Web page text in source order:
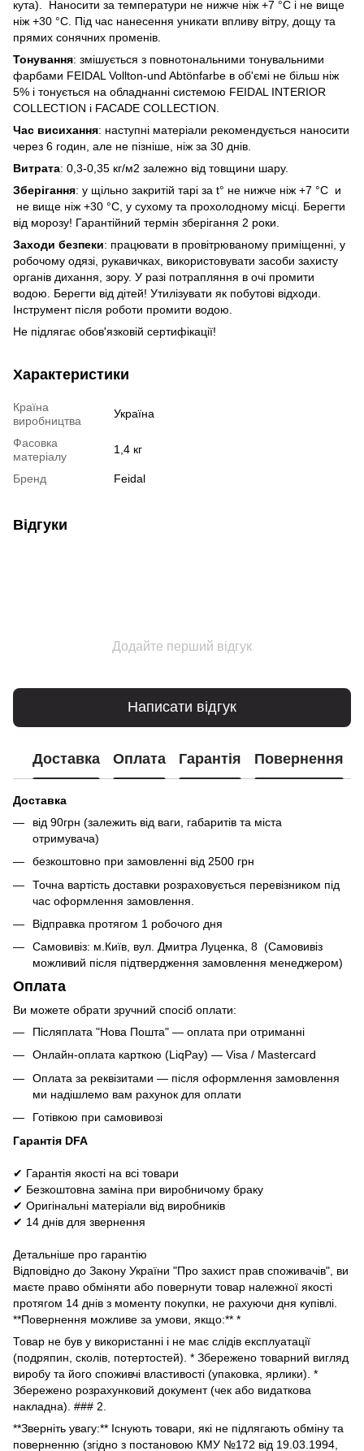
кута). Наносити за температури не нижче ніж +7 °C і не вище
ніж +30 °C. Під час нанесення уникати впливу вітру, дощу та
прямих сонячних променів.
Тонування: змішується з повнотональними тонувальними
фарбами FEIDAL Vollton-und Abtönfarbe в об'ємі не більш ніж
5% і тонується на обладнанні системою FEIDAL INTERIOR
COLLECTION і FACADE COLLECTION.
Час висихання: наступні матеріали рекомендується наносити
через 6 годин, але не пізніше, ніж за 30 днів.
Витрата: 0,3-0,35 кг/м2 залежно від товщини шару.
Зберігання: у щільно закритій тарі за t° не нижче ніж +7 °C и
не вище ніж +30 °C, у сухому та прохолодному місці. Берегти
від морозу! Гарантійний термін зберігання 2 роки.
Заходи безпеки: працювати в провітрюваному приміщенні, у
робочому одязі, рукавичках, використовувати засоби захисту
органів дихання, зору. У разі потрапляння в очі промити
водою. Берегти від дітей! Утилізувати як побутові відходи.
Інструмент після роботи промити водою.
Не підлягає обов'язковій сертифікації!
Характеристики
Країна
виробництва
Україна
Фасовка
матеріалу
1,4 кг
Бренд Feidal
Відгуки
Додайте перший відгук
Написати відгук
Доставка Оплата Гарантія Повернення
Доставка
від 90грн (залежить від ваги, габаритів та міста
отримувача)
безкоштовно при замовленні від 2500 грн
Точна вартість доставки розраховується перевізником під
час оформлення замовлення.
Відправка протягом 1 робочого дня
Самовивіз: м.Київ, вул. Дмитра Луценка, 8 (Самовивіз
можливий після підтвердження замовлення менеджером)
Оплата
Ви можете обрати зручний спосіб оплати:
Післяплата "Нова Пошта" — оплата при отриманні
Онлайн-оплата карткою (LiqPay) — Visa / Mastercard
Оплата за реквізитами — після оформлення замовлення
ми надішлемо вам рахунок для оплати
Готівкою при самовивозі
Гарантія DFA
✔ Гарантія якості на всі товари
✔ Безкоштовна заміна при виробничому браку
✔ Оригінальні матеріали від виробників
✔ 14 днів для звернення
Детальніше про гарантію
Відповідно до Закону України "Про захист прав споживачів", ви
маєте право обміняти або повернути товар належної якості
протягом 14 днів з моменту покупки, не рахуючи дня купівлі.
**Повернення можливе за умови, якщо:** *
Товар не був у використанні і не має слідів експлуатації
(подряпин, сколів, потертостей). * Збережено товарний вигляд
виробу та його споживчі властивості (упаковка, ярлики). *
Збережено розрахунковий документ (чек або видаткова
накладна). ### 2.
**Зверніть увагу:** Існують товари, які не підлягають обміну та
поверненню (згідно з постановою КМУ №172 від 19.03.1994,